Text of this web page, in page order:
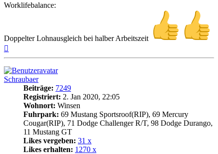
Worklifebalance:
Doppelter Lohnausgleich bei halber Arbeitszeit
Schraubaer
Beiträge: 7249
Registriert: 2. Jan 2020, 22:05
Wohnort: Winsen
Fuhrpark: 69 Mustang Sportsroof(RIP), 69 Mercury
Cougar(RIP), 71 Dodge Challenger R/T, 98 Dodge Durango,
11 Mustang GT
Likes vergeben: 31 x
Likes erhalten: 1270 x